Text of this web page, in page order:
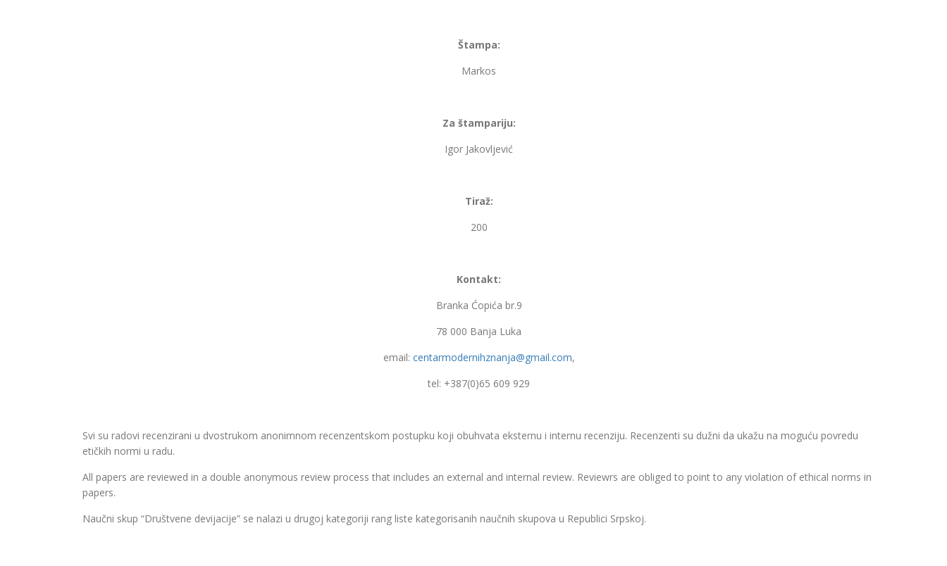
Štampa:
Markos
Za štampariju:
Igor Jakovljević
Tiraž:
200
Kontakt:
Branka Ćopića br.9
78 000 Banja Luka
email: centarmodernihznanja@gmail.com,
tel: +387(0)65 609 929
Svi su radovi recenzirani u dvostrukom anonimnom recenzentskom postupku koji obuhvata eksternu i internu recenziju. Recenzenti su dužni da ukažu na moguću povredu
etičkih normi u radu.
All papers are reviewed in a double anonymous review process that includes an external and internal review. Reviewrs are obliged to point to any violation of ethical norms in
papers.
Naučni skup “Društvene devijacije” se nalazi u drugoj kategoriji rang liste kategorisanih naučnih skupova u Republici Srpskoj.